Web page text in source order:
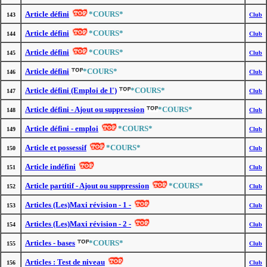
143 Article défini *COURS* Club
144 Article défini *COURS* Club
145 Article défini *COURS* Club
146 Article défini *COURS* Club
147 Article défini (Emploi de l') *COURS* Club
148 Article défini - Ajout ou suppression *COURS* Club
149 Article défini - emploi *COURS* Club
150 Article et possessif *COURS* Club
151 Article indéfini Club
152 Article partitif - Ajout ou suppression *COURS* Club
153 Articles (Les)Maxi révision - 1 - Club
154 Articles (Les)Maxi révision - 2 - Club
155 Articles - bases *COURS* Club
156 Articles : Test de niveau Club